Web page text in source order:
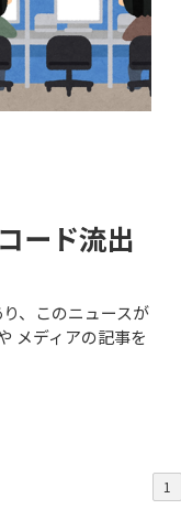
ード流出
、このニュースが
メディアの記事を
1